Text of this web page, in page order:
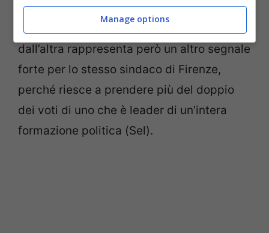
precarizzando il mercato del lavoro in
maniera evidente, vada così
dall’altra rappresenta però un altro segnale
forte per lo stesso sindaco di Firenze,
perché riesce a prendere più del doppio
dei voti di uno che è leader di un’intera
formazione politica (Sel).
Manage options